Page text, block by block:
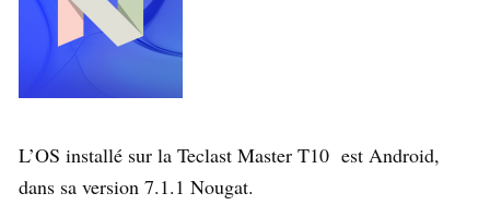
L’OS installé sur la Teclast Master T10 est Android,
dans sa version 7.1.1 Nougat.